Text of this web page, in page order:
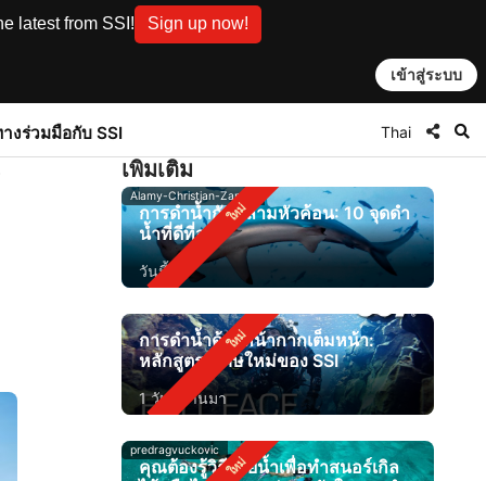
latest from SSI! Sign up now!
เข้าสู่ระบบ
งร่วมมือกับ SSI Thai
เพิ่มเติม
Alamy-Christian-Zappel
การดำน้ำกับฉลามหัวค้อน: 10 จุดดำ
น้ำที่ดีที่สุด
วันนี้
การดำน้ำด้วยหน้ากากเต็มหน้า:
หลักสูตรพิเศษใหม่ของ SSI
1 วันที่ผ่านมา
predragvuckovic
คุณต้องรู้วิธีว่ายน้ำเพื่อทำสนอร์เกิล